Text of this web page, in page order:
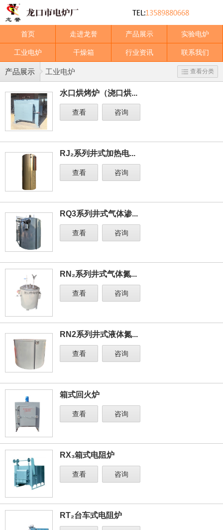
首页 走进龙誉 产品展示 实验电炉
工业电炉 干燥箱 行业资讯 联系我们
产品展示 工业电炉 查看分类
水口烘烤炉（浇口烘...
查看 咨询
RJ₂系列井式加热电...
查看 咨询
RQ3系列井式气体渗...
查看 咨询
RN₂系列井式气体氮...
查看 咨询
RN2系列井式液体氮...
查看 咨询
箱式回火炉
查看 咨询
RX₃箱式电阻炉
查看 咨询
RT₂台车式电阻炉